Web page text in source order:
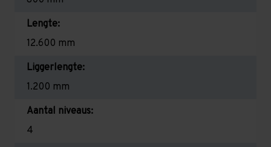
Lengte:
12.600 mm
Liggerlengte:
1.200 mm
Aantal niveaus:
4